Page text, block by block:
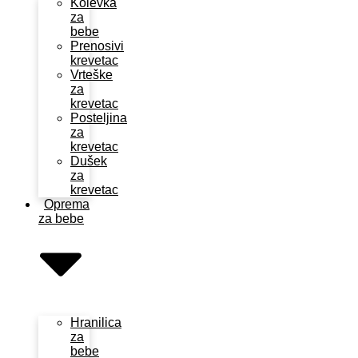
za
bebe
Prenosivi
krevetac
Vrteške
za
krevetac
Posteljina
za
krevetac
Dušek
za
krevetac
Oprema
za bebe
Hranilica
za
bebe